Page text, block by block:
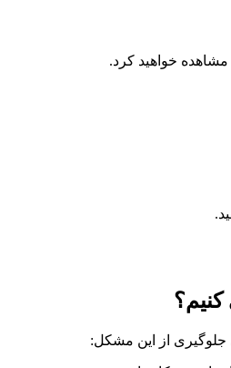
خواهید کرد.
جلوگیری از این مشکل: